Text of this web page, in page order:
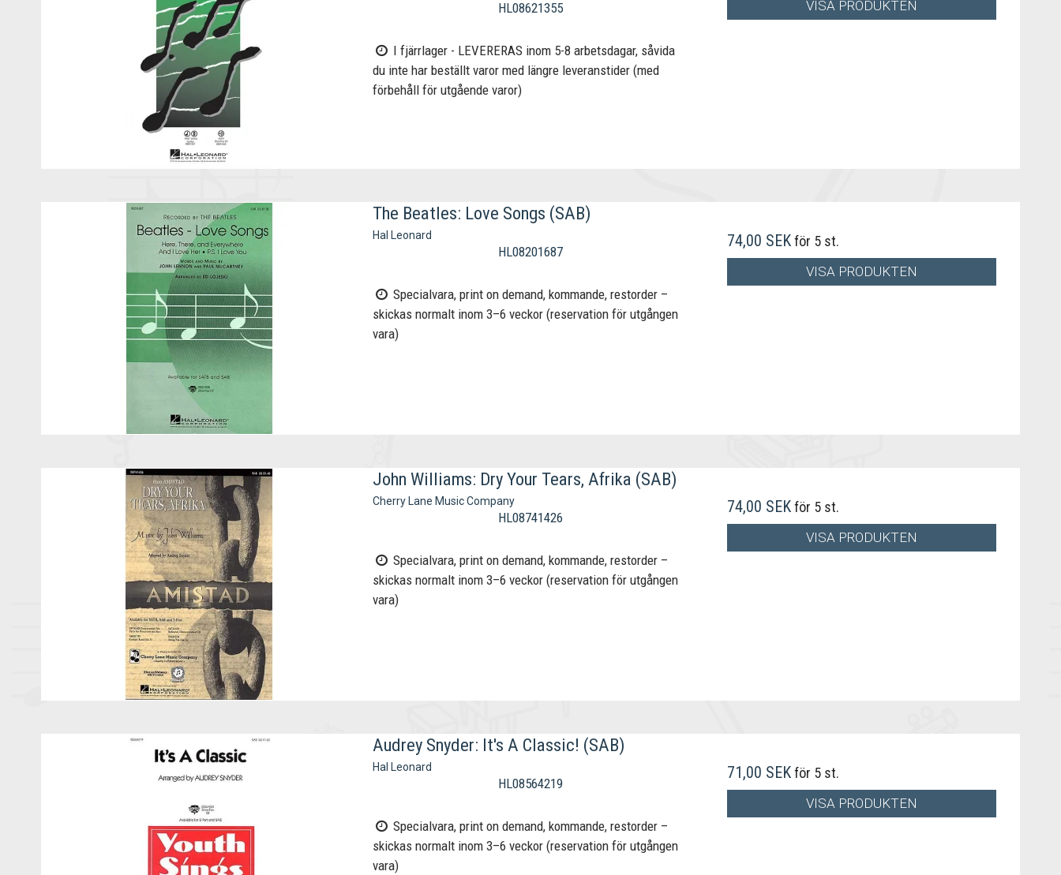
HL08621355
I fjärrlager - LEVERERAS inom 5-8 arbetsdagar, såvida
du inte har beställt varor med längre leveranstider (med
förbehåll för utgående varor)
VISA PRODUKTEN
The Beatles: Love Songs (SAB)
Hal Leonard
HL08201687
Specialvara, print on demand, kommande, restorder –
skickas normalt inom 3–6 veckor (reservation för utgången
vara)
74,00 SEKför 5 st.
VISA PRODUKTEN
John Williams: Dry Your Tears, Afrika (SAB)
Cherry Lane Music Company
HL08741426
Specialvara, print on demand, kommande, restorder –
skickas normalt inom 3–6 veckor (reservation för utgången
vara)
74,00 SEKför 5 st.
VISA PRODUKTEN
Audrey Snyder: It's A Classic! (SAB)
Hal Leonard
HL08564219
Specialvara, print on demand, kommande, restorder –
skickas normalt inom 3–6 veckor (reservation för utgången
vara)
71,00 SEKför 5 st.
VISA PRODUKTEN